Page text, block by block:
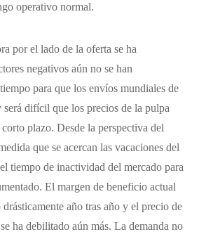
operativo normal.
por el lado de la oferta se ha
negativos aún no se han
para que los envíos mundiales de
será difícil que los precios de la pulpa
plazo. Desde la perspectiva del
que se acercan las vacaciones del
tiempo de inactividad del mercado para
El margen de beneficio actual
año tras año y el precio de
ha debilitado aún más. La demanda no